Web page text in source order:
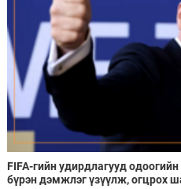
FIFA-гийн удирдлагууд
бүрэн дэмжлэг үзүүлж, огцрох